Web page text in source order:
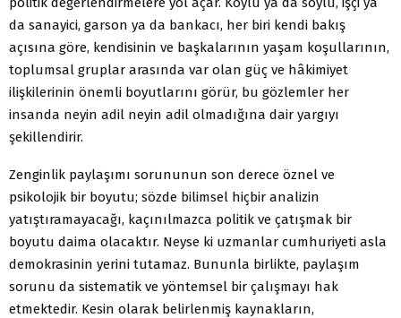
da sanayici, garson ya da bankacı, her biri kendi bakış
açısına göre, kendisinin ve başkalarının yaşam koşullarının,
toplumsal gruplar arasında var olan güç ve hâkimiyet
ilişkilerinin önemli boyutlarını görür, bu gözlemler her
insanda neyin adil neyin adil olmadığına dair yargıyı
şekillendirir.
Zenginlik paylaşımı sorununun son derece öznel ve
psikolojik bir boyutu; sözde bilimsel hiçbir analizin
yatıştıramayacağı, kaçınılmazca politik ve çatışmak bir
boyutu daima olacaktır. Neyse ki uzmanlar cumhuriyeti asla
demokrasinin yerini tutamaz. Bununla birlikte, paylaşım
sorunu da sistematik ve yöntemsel bir çalışmayı hak
etmektedir. Kesin olarak belirlenmiş kaynakların,